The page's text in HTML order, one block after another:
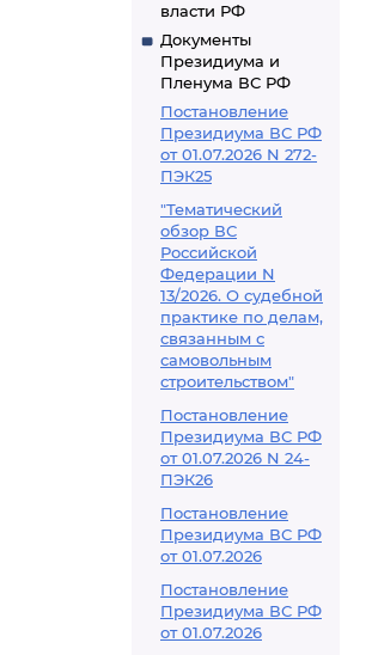
власти РФ
Документы
Президиума и
Пленума ВС РФ
Постановление
Президиума ВС РФ
от 01.07.2026 N 272-
ПЭК25
"Тематический
обзор ВС
Российской
Федерации N
13/2026. О судебной
практике по делам,
связанным с
самовольным
строительством"
Постановление
Президиума ВС РФ
от 01.07.2026 N 24-
ПЭК26
Постановление
Президиума ВС РФ
от 01.07.2026
Постановление
Президиума ВС РФ
от 01.07.2026